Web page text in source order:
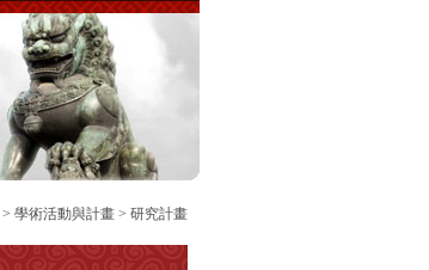
> 學術活動與計畫 > 研究計畫